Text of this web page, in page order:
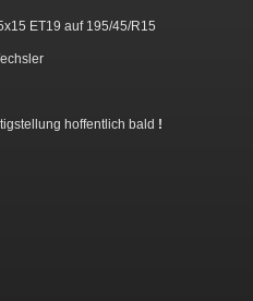
ET19 auf 195/45/R15
hoffentlich bald !